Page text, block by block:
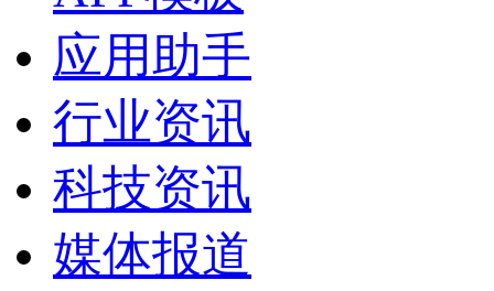
应用助手
行业资讯
科技资讯
媒体报道